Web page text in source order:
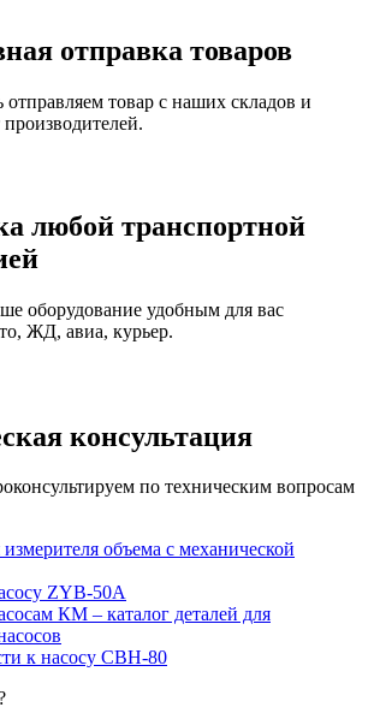
отправка товаров
товар с наших складов и
любой транспортной
оборудование удобным для вас
ЖД, авиа, курьер.
консультация
по техническим вопросам
измерителя объема с механической
ZYB-50A
КМ – каталог деталей для
к насосу СВН-80